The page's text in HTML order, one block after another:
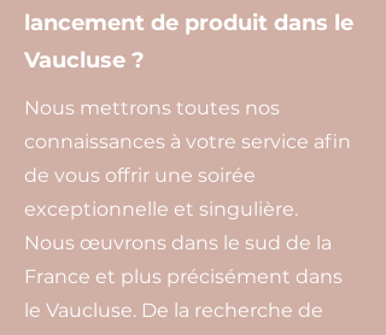
lancement de produit dans le
Vaucluse ?
Nous mettrons toutes nos
connaissances à votre service afin
de vous offrir une soirée
exceptionnelle et singulière.
Nous œuvrons dans le sud de la
France et plus précisément dans
le Vaucluse. De la recherche de